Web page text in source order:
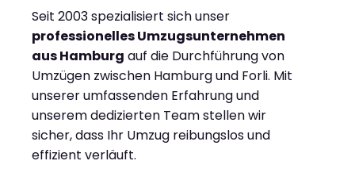
Seit 2003 spezialisiert sich unser
professionelles Umzugsunternehmen
aus Hamburg auf die Durchführung von
Umzügen zwischen Hamburg und Forli. Mit
unserer umfassenden Erfahrung und
unserem dedizierten Team stellen wir
sicher, dass Ihr Umzug reibungslos und
effizient verläuft.